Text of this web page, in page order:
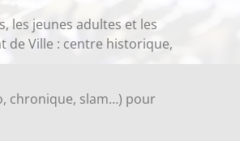
les jeunes adultes et les
de Ville : centre historique,
chronique, slam…) pour